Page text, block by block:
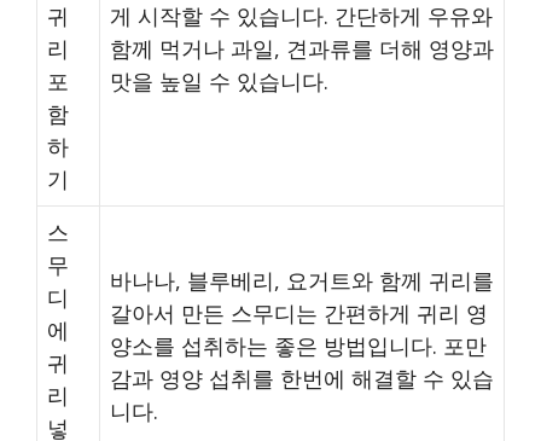
귀
리
포
함
하
기
게 시작할 수 있습니다. 간단하게 우유와
함께 먹거나 과일, 견과류를 더해 영양과
맛을 높일 수 있습니다.
스
무
디
에
귀
리
넣
바나나, 블루베리, 요거트와 함께 귀리를
갈아서 만든 스무디는 간편하게 귀리 영
양소를 섭취하는 좋은 방법입니다. 포만
감과 영양 섭취를 한번에 해결할 수 있습
니다.